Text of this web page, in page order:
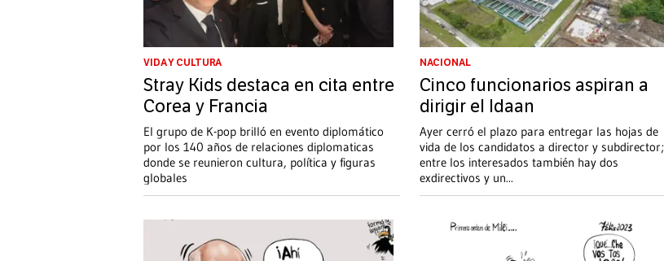
VIDA Y CULTURA
Stray Kids destaca en cita entre
Corea y Francia
El grupo de K-pop brilló en evento diplomático
por los 140 años de relaciones diplomaticas
donde se reunieron cultura, política y figuras
globales
NACIONAL
Cinco funcionarios aspiran a
dirigir el Idaan
Ayer cerró el plazo para entregar las hojas de
vida de los candidatos a director y subdirector;
entre los interesados también hay dos
exdirectivos y un...